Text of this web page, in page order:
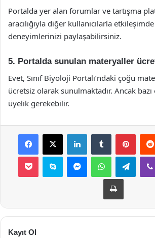
Portalda yer alan forumlar ve tartışma
aracılığıyla diğer kullanıcılarla
deneyimlerinizi paylaşabilirsiniz.
5. Portalda sunulan materyaller
Evet, Sınıf Biyoloji Portalı’ndaki çoğu
ücretsiz olarak sunulmaktadır. Ancak
üyelik gerekebilir.
Facebook
X LinkedInTumblr
Pocket Skype MessengerWhatsApp
Yazdır
Kayıt Ol